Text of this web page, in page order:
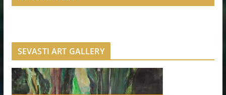
SEVASTI ART GALLERY